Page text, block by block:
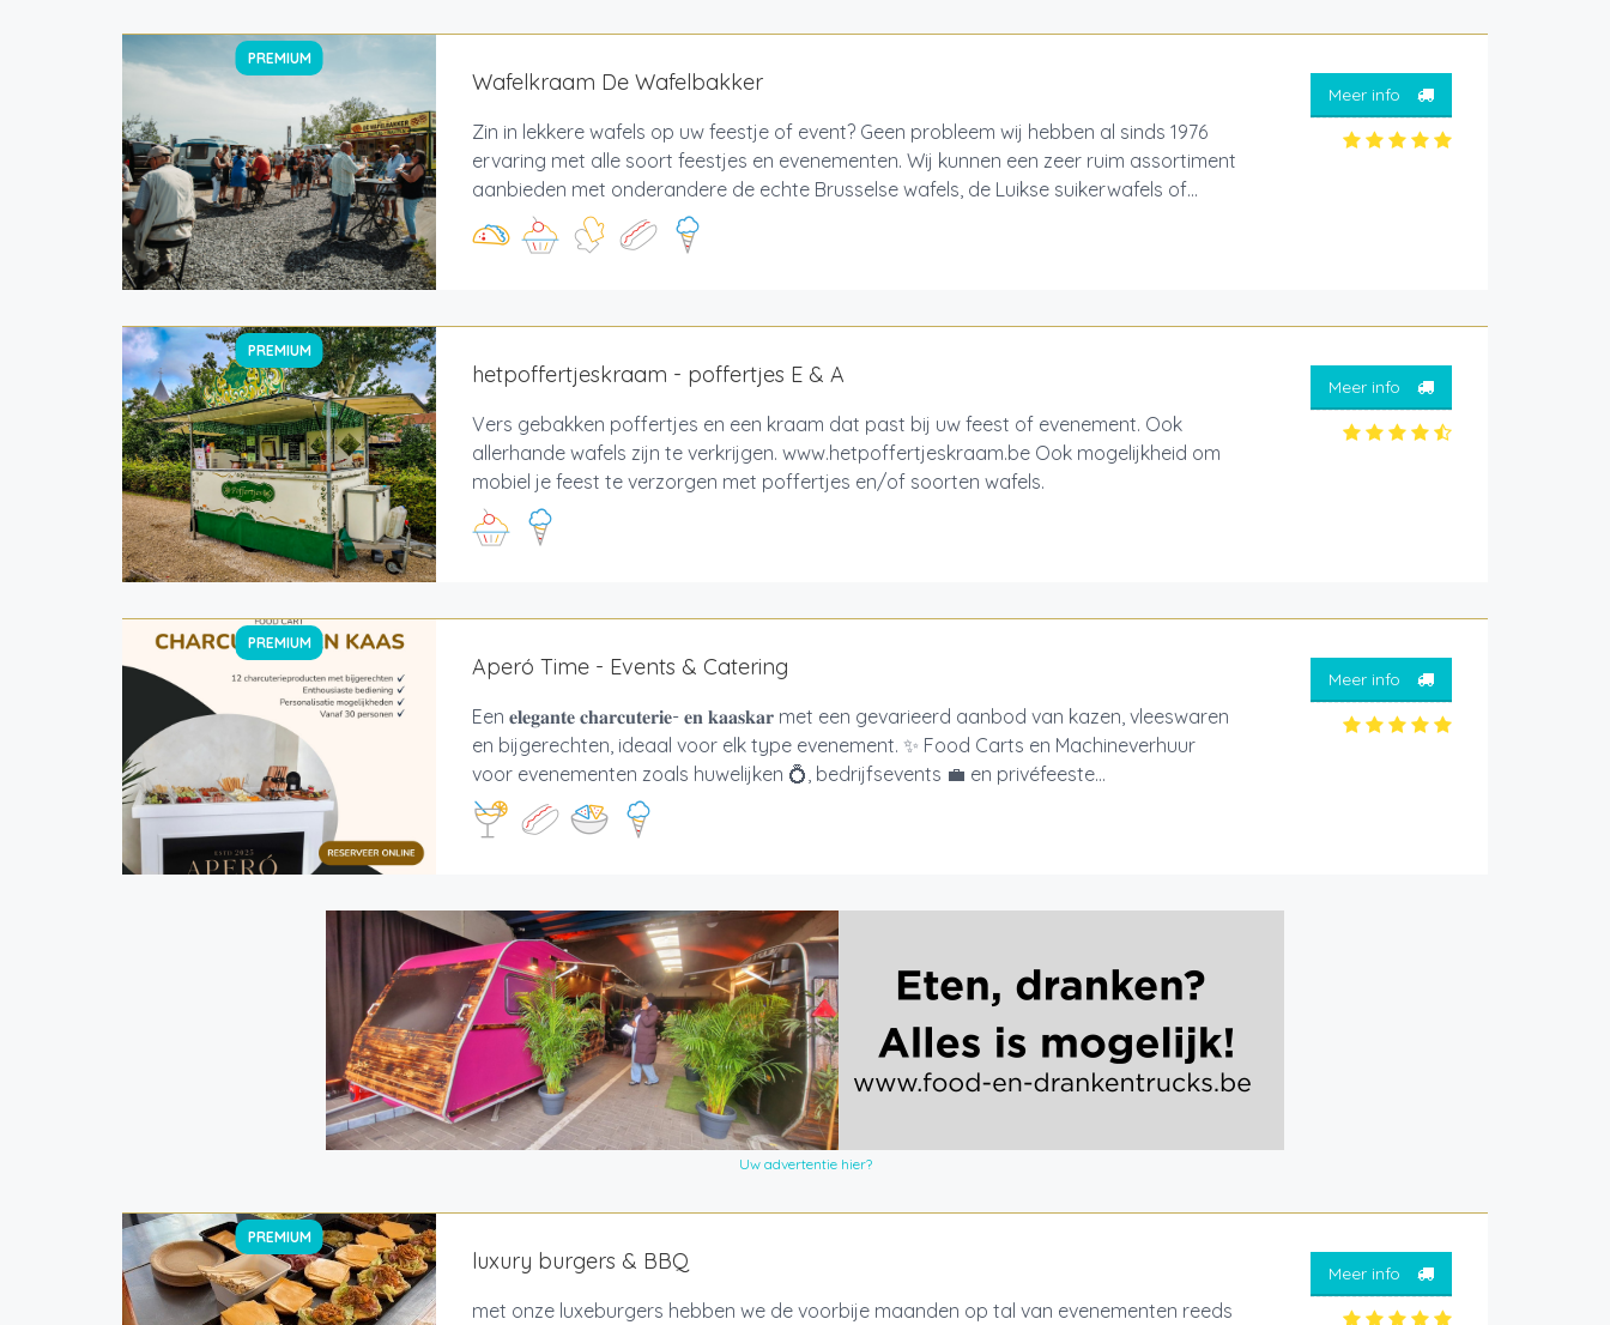
PREMIUM
Wafelkraam De Wafelbakker
Zin in lekkere wafels op uw feestje of event? Geen probleem wij hebben al sinds 1976
ervaring met alle soort feestjes en evenementen. Wij kunnen een zeer ruim assortiment
aanbieden met onderandere de echte Brusselse wafels, de Luikse suikerwafels of...
Meer info
PREMIUM
hetpoffertjeskraam - poffertjes E & A
Vers gebakken poffertjes en een kraam dat past bij uw feest of evenement. Ook
allerhande wafels zijn te verkrijgen. www.hetpoffertjeskraam.be Ook mogelijkheid om
mobiel je feest te verzorgen met poffertjes en/of soorten wafels.
Meer info
PREMIUM
Aperó Time - Events & Catering
Een 𝐞𝐥𝐞𝐠𝐚𝐧𝐭𝐞 𝐜𝐡𝐚𝐫𝐜𝐮𝐭𝐞𝐫𝐢𝐞- 𝐞𝐧 𝐤𝐚𝐚𝐬𝐤𝐚𝐫 met een gevarieerd aanbod van kazen, vleeswaren
en bijgerechten, ideaal voor elk type evenement. ✨ Food Carts en Machineverhuur
voor evenementen zoals huwelijken 💍, bedrijfsevents 💼 en privéfeeste...
Meer info
Uw advertentie hier?
PREMIUM
luxury burgers & BBQ
met onze luxeburgers hebben we de voorbije maanden op tal van evenementen reeds
Meer info